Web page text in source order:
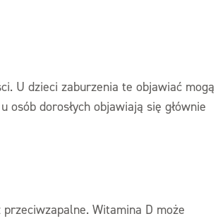
U dzieci zaburzenia te objawiać mogą
dorosłych objawiają się głównie
Witamina D może